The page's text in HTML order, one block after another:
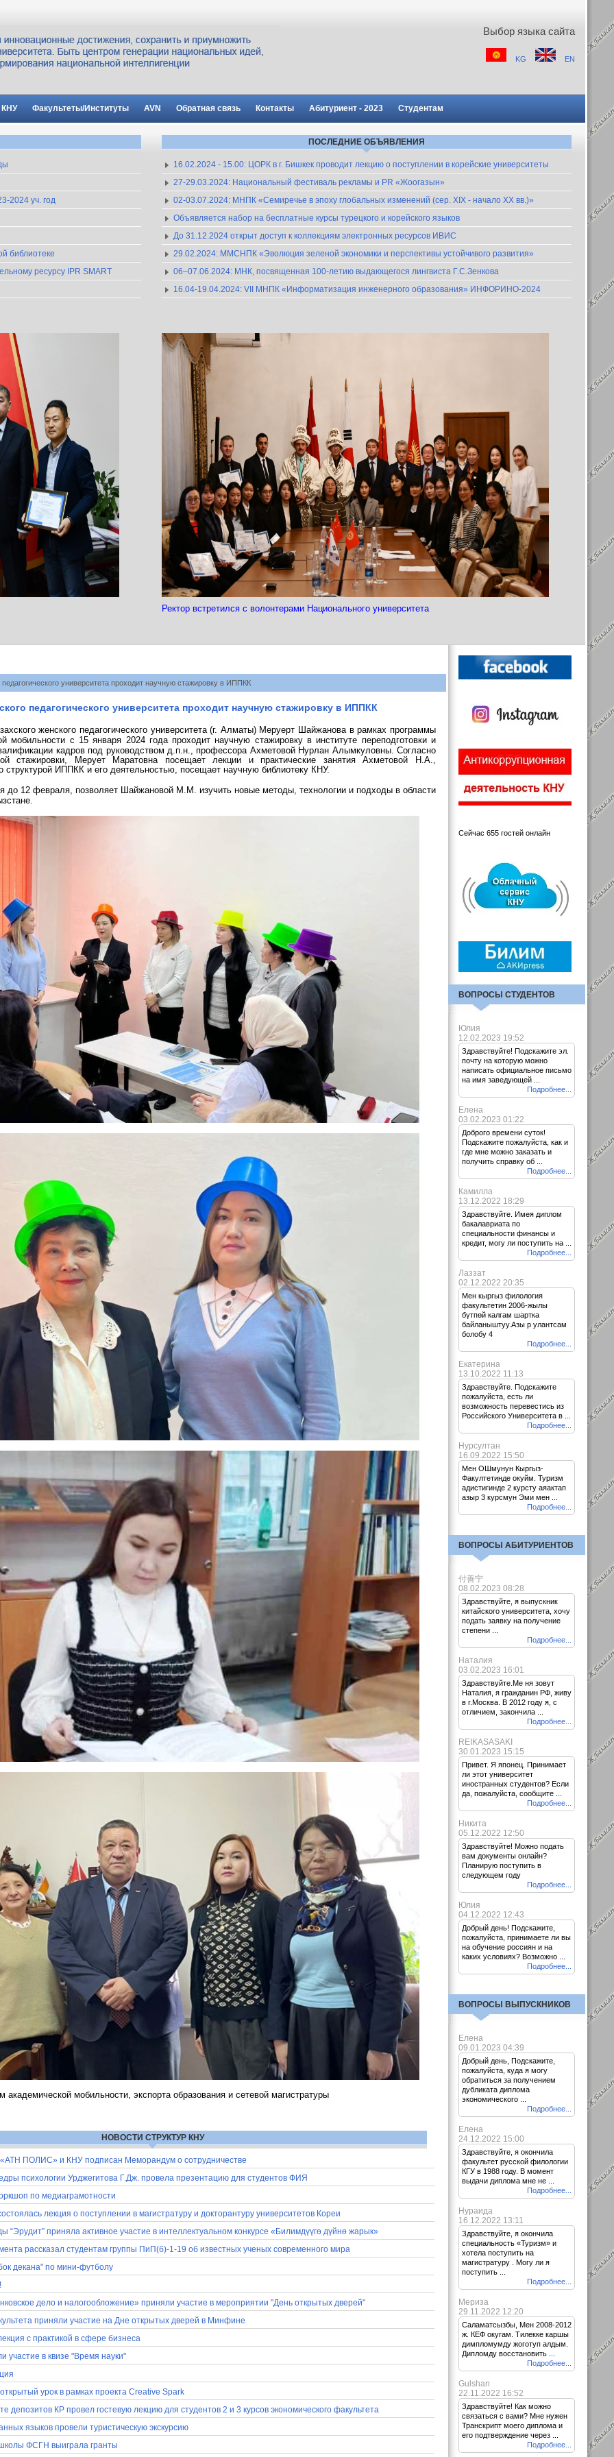
Выбор языка сайта
KG EN
КНУ Факультеты/Институты AVN Обратная связь Контакты Абитуриент - 2023 Студентам
2024 уч. год
библиотеке
ресурсу IPR SMART
ПОСЛЕДНИЕ ОБЪЯВЛЕНИЯ
16.02.2024 - 15.00: ЦОРК в г. Бишкек проводит лекцию о поступлении в корейские университеты
27-29.03.2024: Национальный фестиваль рекламы и PR «Жоогазын»
02-03.07.2024: МНПК «Семиречье в эпоху глобальных изменений (сер. XIX - начало XX вв.)»
Объявляется набор на бесплатные курсы турецкого и корейского языков
До 31.12.2024 открыт доступ к коллекциям электронных ресурсов ИВИС
29.02.2024: ММСНПК «Эволюция зеленой экономики и перспективы устойчивого развития»
06–07.06.2024: МНК, посвященная 100-летию выдающегося лингвиста Г.С.Зенкова
16.04-19.04.2024: VII МНПК «Информатизация инженерного образования» ИНФОРИНО-2024
Ректор встретился с волонтерами Национального университета
педагогического университета проходит научную стажировку в ИППКК
педагогического университета проходит научную стажировку в ИППКК
женского педагогического университета (г. Алматы) Меруерт Шайжанова в рамках программы
мобильности с 15 января 2024 годапроходит научную стажировку в институте переподготовки и
кадров под руководством д.п.н., профессора Ахметовой Нурлан Алымкуловны. Согласно
стажировки, Мерует Маратовна посещает лекции и практические занятия Ахметовой Н.А.,
структурой ИППКК и его деятельностью, посещает научную библиотеку КНУ.
до 12 февраля, позволяет Шайжановой М.М. изучить новые методы, технологии и подходы в области
академической мобильности, экспорта образования и сетевой магистратуры
НОВОСТИ СТРУКТУР КНУ
ПОЛИС» и КНУ подписан Меморандум о сотрудничестве
психологии Урджегитова Г.Дж. провела презентацию для студентов ФИЯ
по медиаграмотности
лекция о поступлении в магистратуру и докторантуру университетов Кореи
“Эрудит” приняла активное участие в интеллектуальном конкурсе «Билимдүүгө дүйнө жарык»
рассказал студентам группы ПиП(б)-1-19 об известных ученых современного мира
декана" по мини-футболу
дело и налогообложение» приняли участие в мероприятии "День открытых дверей"
приняли участие на Дне открытых дверей в Минфине
с практикой в сфере бизнеса
участие в квизе "Время науки"
урок в рамках проекта Creative Spark
депозитов КР провел гостевую лекцию для студентов 2 и 3 курсов экономического факультета
языков провели туристическую экскурсию
ФСГН выиграла гранты
Сейчас 655 гостей онлайн
ВОПРОСЫ СТУДЕНТОВ
Юлия
12.02.2023 19:52
Здравствуйте! Подскажите эл.
почту на которую можно
написать официальное письмо
на имя заведующей ...
Подробнее...
Елена
03.02.2023 01:22
Доброго времени суток!
Подскажите пожалуйста, как и
где мне можно заказать и
получить справку об ...
Подробнее...
Камилла
13.12.2022 18:29
Здравствуйте. Имея диплом
бакалавриата по
специальности финансы и
кредит, могу ли поступить на ...
Подробнее...
Лаззат
02.12.2022 20:35
Мен кыргыз филология
факультетин 2006-жылы
бүтпөй калгам шартка
байланыштуу.Азы р улантсам
болобу 4
Подробнее...
Екатерина
13.10.2022 11:13
Здравствуйте. Подскажите
пожалуйста, есть ли
возможность перевестись из
Российского Университета в ...
Подробнее...
Нурсултан
16.09.2022 15:50
Мен ОШмунун Кыргыз-
Факултетинде окуйм. Туризм
адистигинде 2 курсту аяактап
азыр 3 курсмун Эми мен ...
Подробнее...
ВОПРОСЫ АБИТУРИЕНТОВ
付善宁
08.02.2023 08:28
Здравствуйте, я выпускник
китайского университета, хочу
подать заявку на получение
степени ...
Подробнее...
Наталия
03.02.2023 16:01
Здравствуйте.Ме ня зовут
Наталия, я гражданин РФ, живу
в г.Москва. В 2012 году я, с
отличием, закончила ...
Подробнее...
REIKASASAKI
30.01.2023 15:15
Привет. Я японец. Принимает
ли этот университет
иностранных студентов? Если
да, пожалуйста, сообщите ...
Подробнее...
Никита
05.12.2022 12:50
Здравствуйте! Можно подать
вам документы онлайн?
Планирую поступить в
следующем году
Подробнее...
Юлия
04.12.2022 12:43
Добрый день! Подскажите,
пожалуйста, принимаете ли вы
на обучение россиян и на
каких условиях? Возможно ...
Подробнее...
ВОПРОСЫ ВЫПУСКНИКОВ
Елена
09.01.2023 04:39
Добрый день, Подскажите,
пожалуйста, куда я могу
обратиться за получением
дубликата диплома
экономического ...
Подробнее...
Елена
24.12.2022 15:00
Здравствуйте, я окончила
факультет русской филологии
КГУ в 1988 году. В момент
выдачи диплома мне не ...
Подробнее...
Нураида
16.12.2022 13:11
Здравствуйте, я окончила
специальность «Туризм» и
хотела поступить на
магистратуру . Могу ли я
поступить ...
Подробнее...
Мериза
29.11.2022 12:20
Саламатсызбы, Мен 2008-2012
ж. КЕФ окугам. Тилекке каршы
димпломумду жоготуп алдым.
Дипломду восстановить ...
Подробнее...
Gulshan
22.11.2022 16:52
Здравствуйте! Как можно
связаться с вами? Мне нужен
Транскрипт моего диплома и
его подтверждение через ...
Подробнее...